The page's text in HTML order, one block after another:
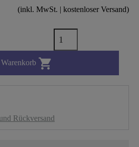
(inkl. MwSt. | kostenloser Versand)
Warenkorb 
Rückversand